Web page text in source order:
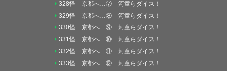
328怪 京都へ…⑦ 河童らダイス！
329怪 京都へ…⑧ 河童らダイス！
330怪 京都へ…⑨ 河童らダイス！
331怪 京都へ…⑩ 河童らダイス！
332怪 京都へ…⑪ 河童らダイス！
333怪 京都へ…⑫ 河童らダイス！